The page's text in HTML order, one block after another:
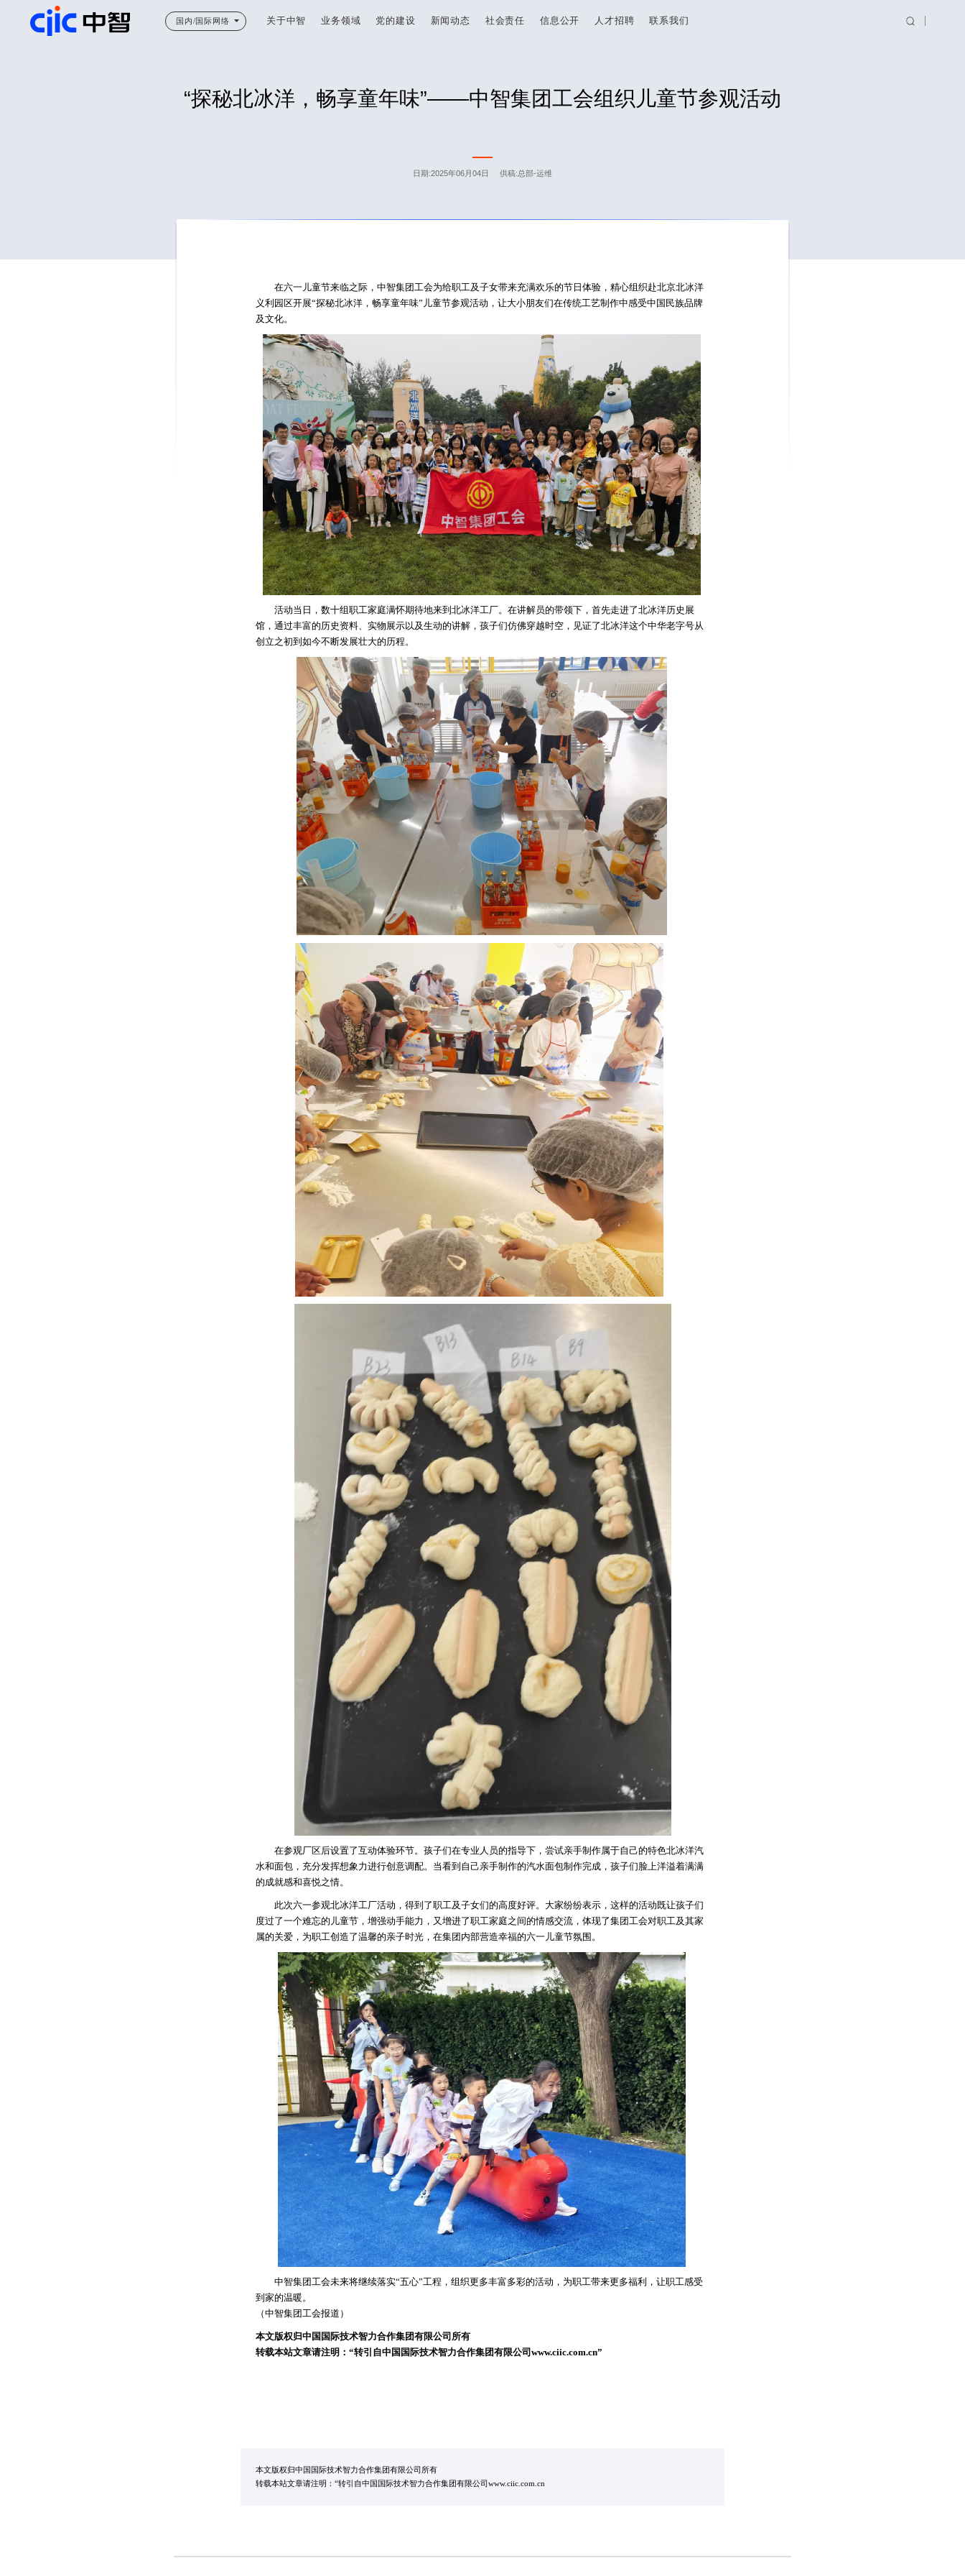
国内/国际网络 关于中智 业务领域 党的建设 新闻动态 社会责任 信息公开 人才招聘 联系我们
“探秘北冰洋，畅享童年味”——中智集团工会组织儿童节参观活动
日期:2025年06月04日 供稿:总部-运维
在六一儿童节来临之际，中智集团工会为给职工及子女带来充满欢乐的节日体验，精心组织赴北京北冰洋
义利园区开展“探秘北冰洋，畅享童年味”儿童节参观活动，让大小朋友们在传统工艺制作中感受中国民族品牌
及文化。
活动当日，数十组职工家庭满怀期待地来到北冰洋工厂。在讲解员的带领下，首先走进了北冰洋历史展
馆，通过丰富的历史资料、实物展示以及生动的讲解，孩子们仿佛穿越时空，见证了北冰洋这个中华老字号从
创立之初到如今不断发展壮大的历程。
在参观厂区后设置了互动体验环节。孩子们在专业人员的指导下，尝试亲手制作属于自己的特色北冰洋汽
水和面包，充分发挥想象力进行创意调配。当看到自己亲手制作的汽水面包制作完成，孩子们脸上洋溢着满满
的成就感和喜悦之情。
此次六一参观北冰洋工厂活动，得到了职工及子女们的高度好评。大家纷纷表示，这样的活动既让孩子们
度过了一个难忘的儿童节，增强动手能力，又增进了职工家庭之间的情感交流，体现了集团工会对职工及其家
属的关爱，为职工创造了温馨的亲子时光，在集团内部营造幸福的六一儿童节氛围。
中智集团工会未来将继续落实“五心”工程，组织更多丰富多彩的活动，为职工带来更多福利，让职工感受
到家的温暖。
（中智集团工会报道）
本文版权归中国国际技术智力合作集团有限公司所有
转载本站文章请注明：“转引自中国国际技术智力合作集团有限公司www.ciic.com.cn”
本文版权归中国国际技术智力合作集团有限公司所有
转载本站文章请注明：“转引自中国国际技术智力合作集团有限公司www.ciic.com.cn